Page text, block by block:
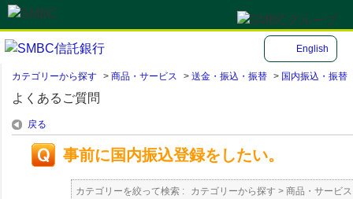
English
カテゴリーから探す > 商品・サービス > 送金・振込・振替 > 国内振込・振替
よくあるご質問
戻る
事前に国内振込登録をしたい。
カテゴリーを絞って検索 : カテゴリーから探す > 商品・サービス